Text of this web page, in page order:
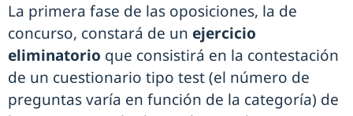
La primera fase de las oposiciones, la de
concurso, constará de un ejercicio
eliminatorio que consistirá en la contestación
de un cuestionario tipo test (el número de
preguntas varía en función de la categoría) de